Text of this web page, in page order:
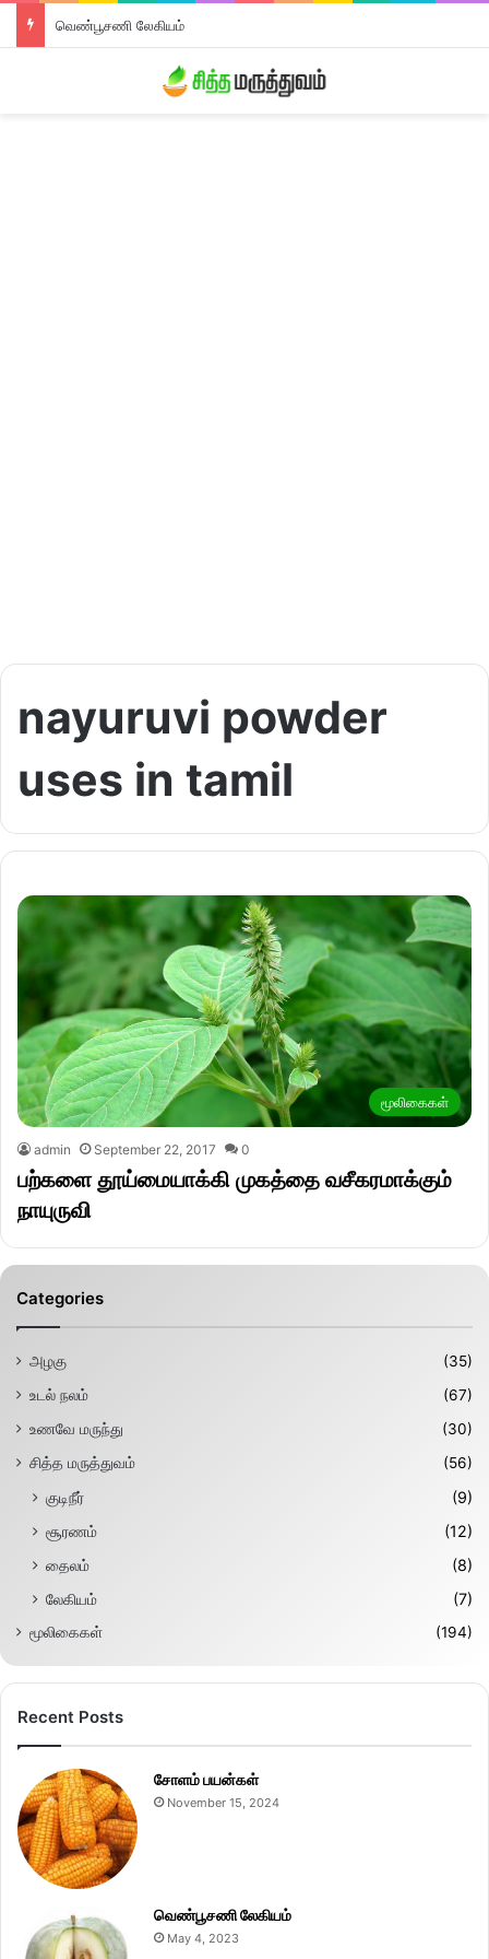
வெண்பூசணி லேகியம்
nayuruvi powder
uses in tamil
மூலிகைகள்
admin September 22, 2017 0
பற்களை தூய்மையாக்கி முகத்தை வசீகரமாக்கும்
நாயுருவி
Categories
அழகு
(35)
உடல் நலம்
(67)
உணவே மருந்து
(30)
சித்த மருத்துவம்
(56)
குடிநீர்
(9)
சூரணம்
(12)
தைலம்
(8)
லேகியம்
(7)
மூலிகைகள் (194)
Recent Posts
சோளம் பயன்கள்
November 15, 2024
வெண்பூசணி லேகியம்
May 4, 2023